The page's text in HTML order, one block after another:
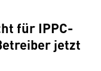
für IPPC-
jetzt